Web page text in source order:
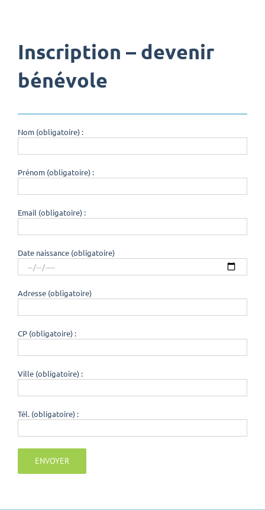
Inscription – devenir
bénévole
Nom (obligatoire) :
Prénom (obligatoire) :
Email (obligatoire) :
Date naissance (obligatoire)
Adresse (obligatoire)
CP (obligatoire) :
Ville (obligatoire) :
Tél. (obligatoire) :